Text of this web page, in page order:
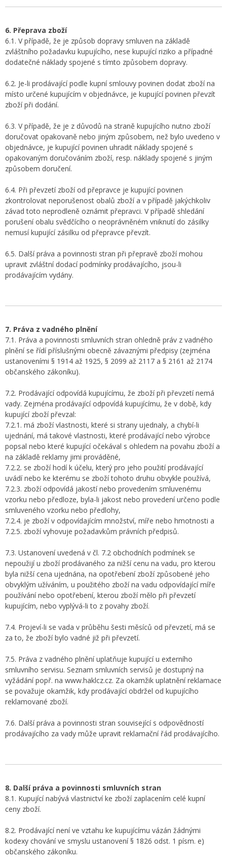
6. Přeprava zboží
6.1. V případě, že je způsob dopravy smluven na základě
zvláštního požadavku kupujícího, nese kupující riziko a případné
dodatečné náklady spojené s tímto způsobem dopravy.
6.2. Je-li prodávající podle kupní smlouvy povinen dodat zboží na
místo určené kupujícím v objednávce, je kupující povinen převzít
zboží při dodání.
6.3. V případě, že je z důvodů na straně kupujícího nutno zboží
doručovat opakovaně nebo jiným způsobem, než bylo uvedeno v
objednávce, je kupující povinen uhradit náklady spojené s
opakovaným doručováním zboží, resp. náklady spojené s jiným
způsobem doručení.
6.4. Při převzetí zboží od přepravce je kupující povinen
zkontrolovat neporušenost obalů zboží a v případě jakýchkoliv
závad toto neprodleně oznámit přepravci. V případě shledání
porušení obalu svědčícího o neoprávněném vniknutí do zásilky
nemusí kupující zásilku od přepravce převzít.
6.5. Další práva a povinnosti stran při přepravě zboží mohou
upravit zvláštní dodací podmínky prodávajícího, jsou-li
prodávajícím vydány.
7. Práva z vadného plnění
7.1. Práva a povinnosti smluvních stran ohledně práv z vadného
plnění se řídí příslušnými obecně závaznými předpisy (zejména
ustanoveními § 1914 až 1925, § 2099 až 2117 a § 2161 až 2174
občanského zákoníku).
7.2. Prodávající odpovídá kupujícímu, že zboží při převzetí nemá
vady. Zejména prodávající odpovídá kupujícímu, že v době, kdy
kupující zboží převzal:
7.2.1. má zboží vlastnosti, které si strany ujednaly, a chybí-li
ujednání, má takové vlastnosti, které prodávající nebo výrobce
popsal nebo které kupující očekával s ohledem na povahu zboží a
na základě reklamy jimi prováděné,
7.2.2. se zboží hodí k účelu, který pro jeho použití prodávající
uvádí nebo ke kterému se zboží tohoto druhu obvykle používá,
7.2.3. zboží odpovídá jakostí nebo provedením smluvenému
vzorku nebo předloze, byla-li jakost nebo provedení určeno podle
smluveného vzorku nebo předlohy,
7.2.4. je zboží v odpovídajícím množství, míře nebo hmotnosti a
7.2.5. zboží vyhovuje požadavkům právních předpisů.
7.3. Ustanovení uvedená v čl. 7.2 obchodních podmínek se
nepoužijí u zboží prodávaného za nižší cenu na vadu, pro kterou
byla nižší cena ujednána, na opotřebení zboží způsobené jeho
obvyklým užíváním, u použitého zboží na vadu odpovídající míře
používání nebo opotřebení, kterou zboží mělo při převzetí
kupujícím, nebo vyplývá-li to z povahy zboží.
7.4. Projeví-li se vada v průběhu šesti měsíců od převzetí, má se
za to, že zboží bylo vadné již při převzetí.
7.5. Práva z vadného plnění uplatňuje kupující u externího
smluvního servisu. Seznam smluvních servisů je dostupný na
vyžádání popř. na www.haklcz.cz. Za okamžik uplatnění reklamace
se považuje okamžik, kdy prodávající obdržel od kupujícího
reklamované zboží.
7.6. Další práva a povinnosti stran související s odpovědností
prodávajícího za vady může upravit reklamační řád prodávajícího.
8. Další práva a povinnosti smluvních stran
8.1. Kupující nabývá vlastnictví ke zboží zaplacením celé kupní
ceny zboží.
8.2. Prodávající není ve vztahu ke kupujícímu vázán žádnými
kodexy chování ve smyslu ustanovení § 1826 odst. 1 písm. e)
občanského zákoníku.